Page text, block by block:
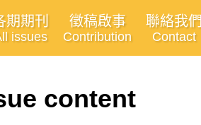
期期刊
issues
徵稿啟事
Contribution
聯絡我們
Contact
content